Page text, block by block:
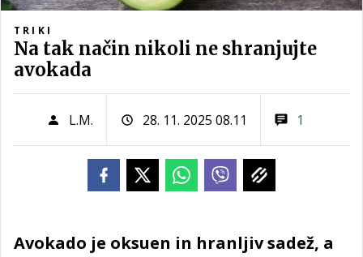
TRIKI
Na tak način nikoli ne shranjujte
avokada
L.M. 28. 11. 2025 08.11 1
Avokado je oksuen in hranljiv sadež, a